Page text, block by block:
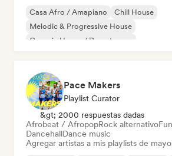
Casa Afro / Amapiano
Chill House
Melodic & Progressive House
Organic House / Downtempo
Pace Makers
Playlist Curator
&gt; 2000 respuestas dadas
Afrobeat / AfropopRock alternativo
DancehallDance music
Agregar artistas a mis playlists de